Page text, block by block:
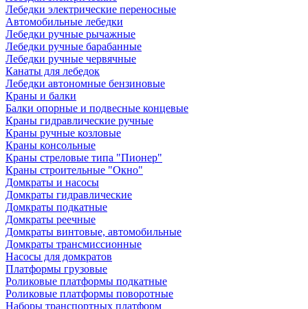
Лебедки электрические переносные
Автомобильные лебедки
Лебедки ручные рычажные
Лебедки ручные барабанные
Лебедки ручные червячные
Канаты для лебедок
Лебедки автономные бензиновые
Краны и балки
Балки опорные и подвесные концевые
Краны гидравлические ручные
Краны ручные козловые
Краны консольные
Краны стреловые типа "Пионер"
Краны строительные "Окно"
Домкраты и насосы
Домкраты гидравлические
Домкраты подкатные
Домкраты реечные
Домкраты винтовые, автомобильные
Домкраты трансмиссионные
Насосы для домкратов
Платформы грузовые
Роликовые платформы подкатные
Роликовые платформы поворотные
Наборы транспортных платформ